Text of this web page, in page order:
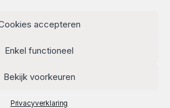
accepteren
Enkel functioneel
Bekijk voorkeuren
Privacyverklaring